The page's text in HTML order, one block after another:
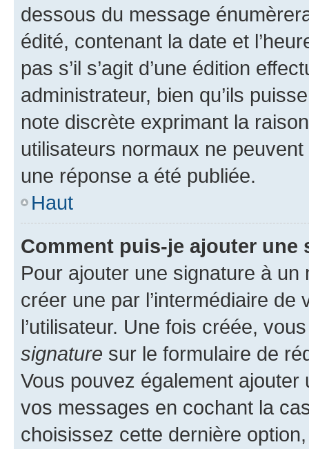
dessous du message
édité, contenant la date et
pas s’il s’agit d’une édition
administrateur, bien qu’ils
note discrète exprimant la
utilisateurs normaux ne
une réponse a été publiée.
Haut
Comment puis-je ajouter une
Pour ajouter une signature à un
créer une par l’intermédiaire
l’utilisateur. Une fois créée,
signature sur le formulaire de
Vous pouvez également
vos messages en cochant la
choisissez cette dernière